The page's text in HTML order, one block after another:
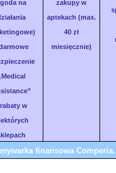
na
w
zakupy w
aptekach (max.
40 zł
miesięcznie)
finansowa